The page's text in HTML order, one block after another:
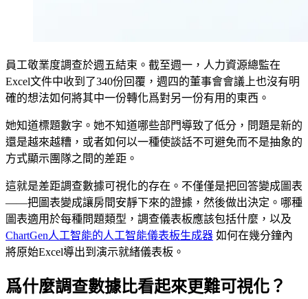
員工敬業度調查於週五結束。截至週一，人力資源總監在
Excel文件中收到了340份回覆，週四的董事會會議上也沒有明
確的想法如何將其中一份轉化爲對另一份有用的東西。
她知道標題數字。她不知道哪些部門導致了低分，問題是新的
還是越來越糟，或者如何以一種使談話不可避免而不是抽象的
方式顯示團隊之間的差距。
這就是差距調查數據可視化的存在。不僅僅是把回答變成圖表
——把圖表變成讓房間安靜下來的證據，然後做出決定。哪種
圖表適用於每種問題類型，調查儀表板應該包括什麼，以及
ChartGen人工智能的人工智能儀表板生成器 如何在幾分鐘內
將原始Excel導出到演示就緒儀表板。
爲什麼調查數據比看起來更難可視化？